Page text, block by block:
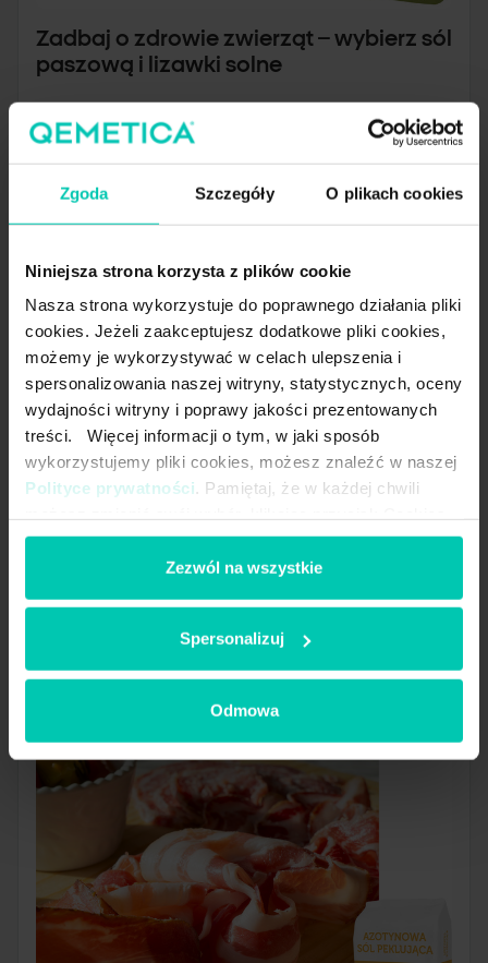
Zgoda Szczegóły O plikach cookies
Niniejsza strona korzysta z plików cookie
Nasza strona wykorzystuje do poprawnego działania pliki
cookies. Jeżeli zaakceptujesz dodatkowe pliki cookies,
możemy je wykorzystywać w celach ulepszenia i
spersonalizowania naszej witryny, statystycznych, oceny
wydajności witryny i poprawy jakości prezentowanych
treści. Więcej informacji o tym, w jaki sposób
wykorzystujemy pliki cookies, możesz znaleźć w naszej
Polityce prywatności. Pamiętaj, że w każdej chwili
na dole naszej strony.
Zezwól na wszystkie
Spersonalizuj
Odmowa
Zadbaj o zdrowie zwierząt – wybierz sól
paszową i lizawki solne
Zobacz więcej
Sole Spożywcze QEMETICA.